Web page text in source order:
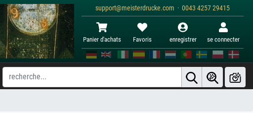
support@meisterdrucke.com · 0043 4257 29415
Panier d'achats Favoris enregistrer se connecter